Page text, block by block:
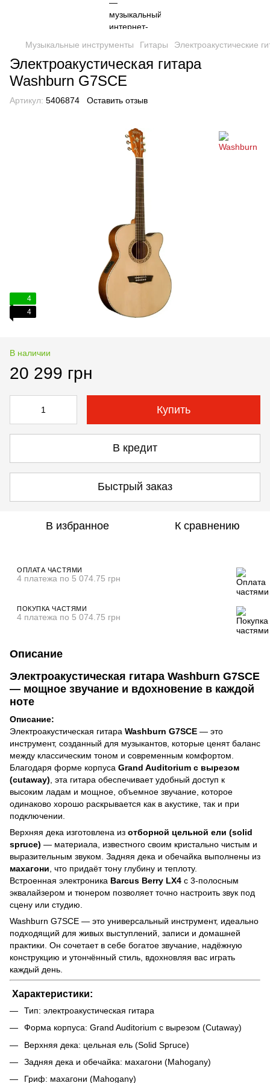
Музыкальные инструменты Гитары Электроакустические
Электроакустическая гитара
Washburn G7SCE
Артикул: 5406874 Оставить отзыв
4
4
В наличии
20 299 грн
Купить
В кредит
Быстрый заказ
В избранное К сравнению
ОПЛАТА ЧАСТЯМИ
4 платежа по 5 074.75 грн
ПОКУПКА ЧАСТЯМИ
4 платежа по 5 074.75 грн
Описание
Электроакустическая гитара Washburn G7SCE
— мощное звучание и вдохновение в каждой
ноте
Описание:
Электроакустическая гитара Washburn G7SCE — это
инструмент, созданный для музыкантов, которые ценят баланс
между классическим тоном и современным комфортом.
Благодаря форме корпуса Grand Auditorium с вырезом
(cutaway) , эта гитара обеспечивает удобный доступ к
высоким ладам и мощное, объемное звучание, которое
одинаково хорошо раскрывается как в акустике, так и при
подключении.
Верхняя дека изготовлена из отборной цельной ели (solid
spruce) — материала, известного своим кристально чистым и
выразительным звуком. Задняя дека и обечайка выполнены из
махагони , что придаёт тону глубину и теплоту.
Встроенная электроника Barcus Berry LX4 с 3-полосным
эквалайзером и тюнером позволяет точно настроить звук под
сцену или студию.
Washburn G7SCE — это универсальный инструмент, идеально
подходящий для живых выступлений, записи и домашней
практики. Он сочетает в себе богатое звучание, надёжную
конструкцию и утончённый стиль, вдохновляя вас играть
каждый день.
Характеристики:
Тип: электроакустическая гитара
Форма корпуса: Grand Auditorium с вырезом (Cutaway)
Верхняя дека: цельная ель (Solid Spruce)
Задняя дека и обечайка: махагони (Mahogany)
Гриф: махагони (Mahogany)